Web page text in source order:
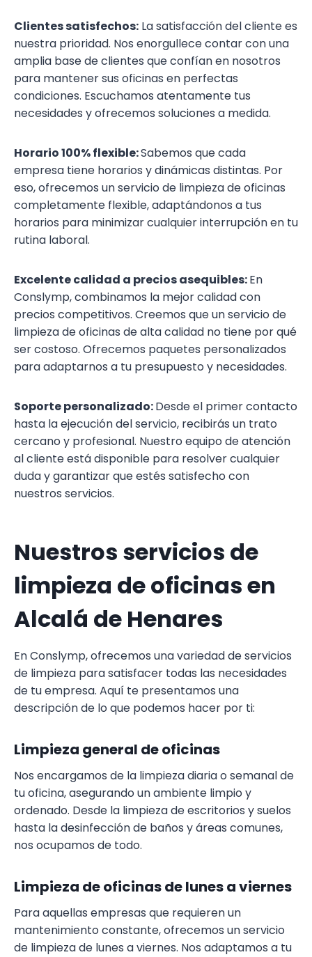
Clientes satisfechos: La satisfacción del cliente es
nuestra prioridad. Nos enorgullece contar con una
amplia base de clientes que confían en nosotros
para mantener sus oficinas en perfectas
condiciones. Escuchamos atentamente tus
necesidades y ofrecemos soluciones a medida.
Horario 100% flexible:Sabemos que cada
empresa tiene horarios y dinámicas distintas. Por
eso, ofrecemos un servicio de limpieza de oficinas
completamente flexible, adaptándonos a tus
horarios para minimizar cualquier interrupción en tu
rutina laboral.
Excelente calidad a precios asequibles:En
Conslymp, combinamos la mejor calidad con
precios competitivos. Creemos que un servicio de
limpieza de oficinas de alta calidad no tiene por qué
ser costoso. Ofrecemos paquetes personalizados
para adaptarnos a tu presupuesto y necesidades.
Soporte personalizado:Desde el primer contacto
hasta la ejecución del servicio, recibirás un trato
cercano y profesional. Nuestro equipo de atención
al cliente está disponible para resolver cualquier
duda y garantizar que estés satisfecho con
nuestros servicios.
Nuestros servicios de
limpieza de oficinas en
Alcalá de Henares
En Conslymp, ofrecemos una variedad de servicios
de limpieza para satisfacer todas las necesidades
de tu empresa. Aquí te presentamos una
descripción de lo que podemos hacer por ti:
Limpieza general de oficinas
Nos encargamos de la limpieza diaria o semanal de
tu oficina, asegurando un ambiente limpio y
ordenado. Desde la limpieza de escritorios y suelos
hasta la desinfección de baños y áreas comunes,
nos ocupamos de todo.
Limpieza de oficinas de lunes a viernes
Para aquellas empresas que requieren un
mantenimiento constante, ofrecemos un servicio
de limpieza de lunes a viernes. Nos adaptamos a tu